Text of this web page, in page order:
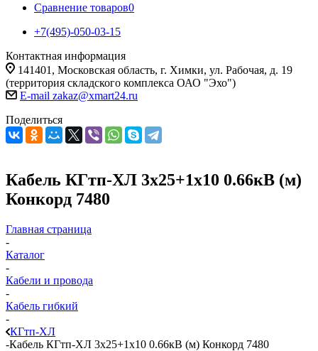
Сравнение товаров0
+7(495)-050-03-15
Контактная информация
141401, Московская область, г. Химки, ул. Рабочая, д. 19
(территория складского комплекса ОАО "Эхо")
E-mail zakaz@xmart24.ru
Поделиться
Кабель КГтп-ХЛ 3х25+1х10 0.66кВ (м)
Конкорд 7480
Главная страница
-
Каталог
-
Кабели и провода
-
Кабель гибкий
-
КГтп-ХЛ
-Кабель КГтп-ХЛ 3х25+1х10 0.66кВ (м) Конкорд 7480